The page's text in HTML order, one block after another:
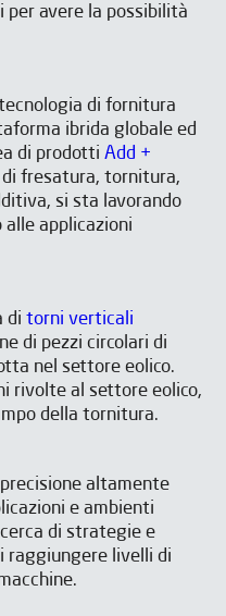
avere la possibilità
di fornitura
ibrida globale ed
di prodotti Add +
di fresatura, tornitura,
si sta lavorando
applicazioni
di torni verticali
di pezzi circolari di
nel settore eolico.
rivolte al settore eolico,
della tornitura.
precisione altamente
e ambienti
di strategie e
raggiungere livelli di